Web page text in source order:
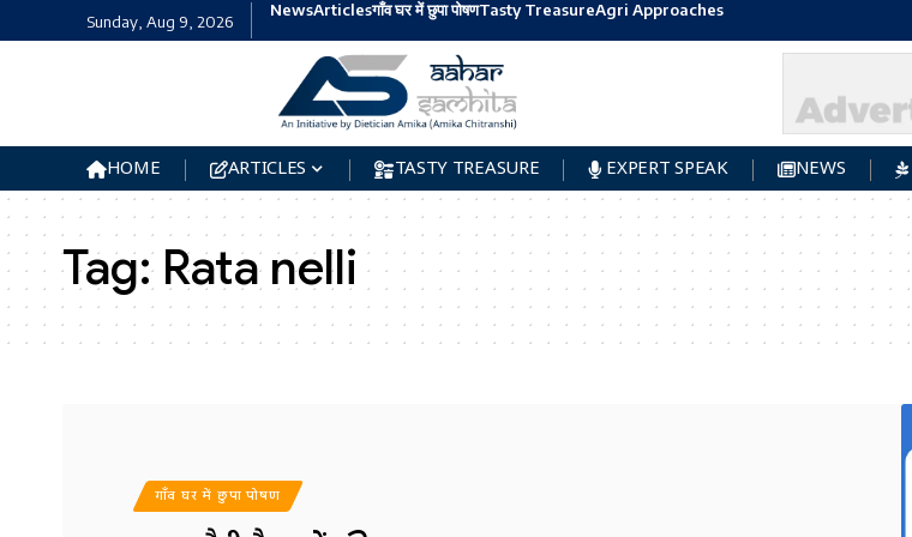
Sunday, Aug 9, 2026
NewsArticlesगाँव घर में छुपा पोषणTasty TreasureAgri Approaches
HOME ARTICLES TASTY TREASURE EXPERT SPEAK NEWS
Tag: Rata nelli
गाँव घर में छुपा पोषण